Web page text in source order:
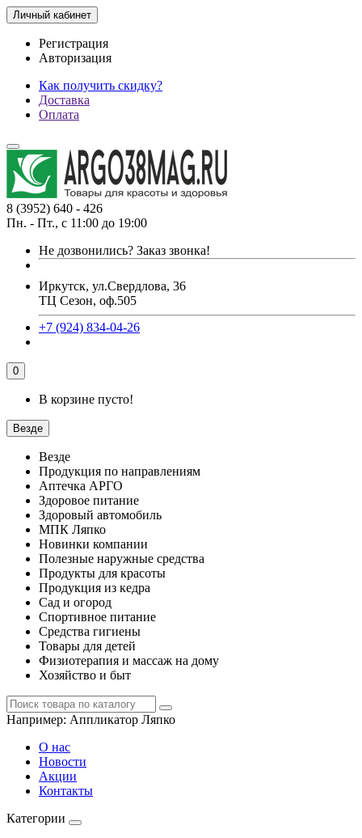
Личный кабинет
Регистрация
Авторизация
Как получить скидку?
Доставка
Оплата
8 (3952) 640 - 426
Пн. - Пт., с 11:00 до 19:00
Не дозвонились? Заказ звонка!
Иркутск, ул.Свердлова, 36
ТЦ Сезон, оф.505
+7 (924) 834-04-26
0
В корзине пусто!
Везде
Везде
Продукция по направлениям
Аптечка АРГО
Здоровое питание
Здоровый автомобиль
МПК Ляпко
Новинки компании
Полезные наружные средства
Продукты для красоты
Продукция из кедра
Сад и огород
Спортивное питание
Средства гигиены
Товары для детей
Физиотерапия и массаж на дому
Хозяйство и быт
Например: Аппликатор Ляпко
О нас
Новости
Акции
Контакты
Категории